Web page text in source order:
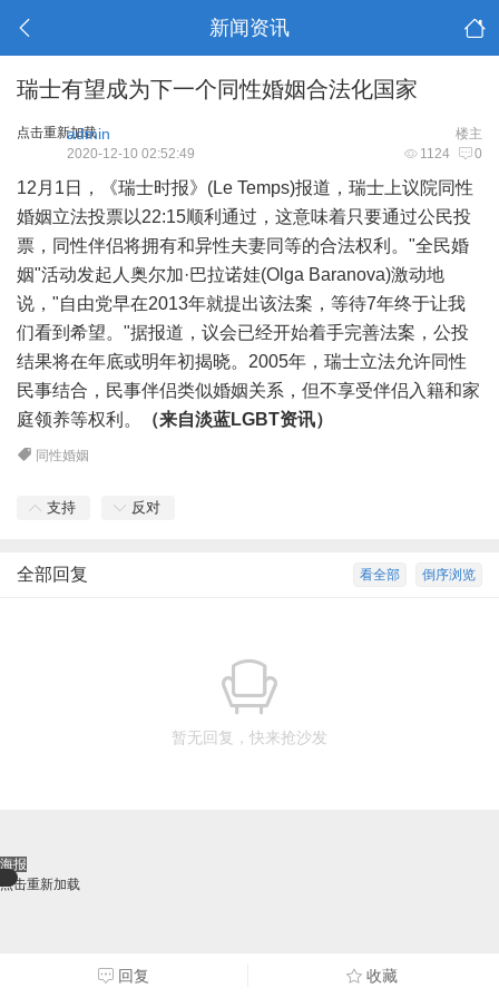
新闻资讯
瑞士有望成为下一个同性婚姻合法化国家
点击重新加载 楼主
admin
1124 0
2020-12-10 02:52:49
12月1日，《瑞士时报》(Le Temps)报道，瑞士上议院同性
婚姻立法投票以22:15顺利通过，这意味着只要通过公民投
票，同性伴侣将拥有和异性夫妻同等的合法权利。"全民婚
姻"活动发起人奥尔加·巴拉诺娃(Olga Baranova)激动地
说，"自由党早在2013年就提出该法案，等待7年终于让我
们看到希望。"据报道，议会已经开始着手完善法案，公投
结果将在年底或明年初揭晓。2005年，瑞士立法允许同性
民事结合，民事伴侣类似婚姻关系，但不享受伴侣入籍和家
庭领养等权利。
（来自淡蓝LGBT资讯）
同性婚姻
支持 反对
倒序浏览
看全部
全部回复
暂无回复，快来抢沙发
回复 收藏
海报
点击重新加载